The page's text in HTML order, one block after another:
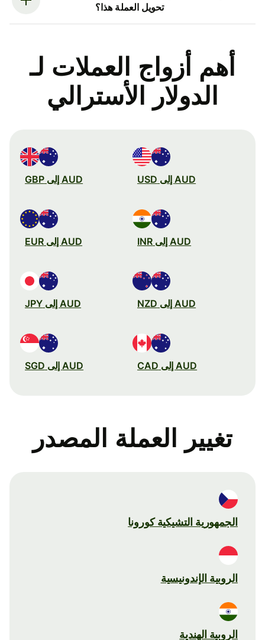
تحويل العملة هذا؟
أهم أزواج العملات لـ
الدولار الأسترالي
AUD إلى USD AUD إلى GBP
AUD إلى INR AUD إلى EUR
AUD إلى NZD AUD إلى JPY
AUD إلى CAD AUD إلى SGD
تغيير العملة المصدر
الجمهورية التشيكية كورونا
الروبية الإندونيسية
الروبية الهندية